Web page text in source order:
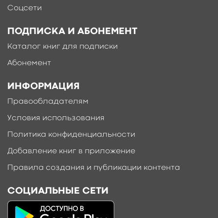
сократимости левого желудочка и сегментов
эхокардиографии. В заключительной главе
обсуждаются перспективы развития
ишемической болезни сердца. Книга
по ультразвуковой и функциональной
диагностике, кардиохирургов,
свернуть
Соцсети
ПОДПИСКА И АБОНЕМЕНТ
Каталог книг для подписки
Абонемент
ИНФОРМАЦИЯ
Правообладателям
Условия использования
Политика конфиденциальности
Добавление книг в приложение
Правила создания и публикации контента
СОЦИАЛЬНЫЕ СЕТИ